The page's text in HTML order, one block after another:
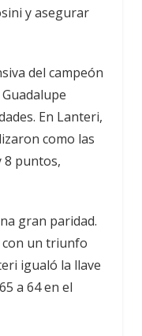
y asegurar
del campeón
En Lanteri,
como las
8 puntos,
gran paridad.
con un triunfo
igualó la llave
a 64 en el